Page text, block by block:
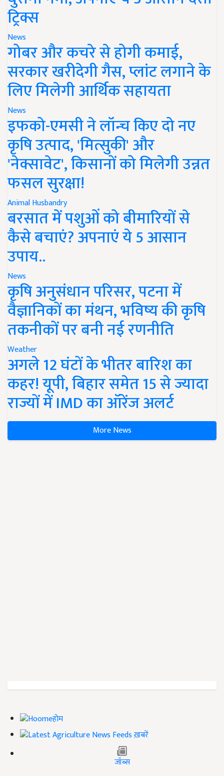
ट्रिक्स
News
गोबर और कचरे से होगी कमाई,
सरकार खरीदेगी गैस, प्लांट लगाने के
लिए मिलेगी आर्थिक सहायता
News
इफको-एमसी ने लॉन्च किए दो नए
कृषि उत्पाद, 'मित्सुकी' और
'नेक्सावेट', किसानों को मिलेगी उन्नत
फसल सुरक्षा!
Animal Husbandry
बरसात में पशुओं को बीमारियों से
कैसे बचाएं? अपनाएं ये 5 आसान
उपाय..
News
कृषि अनुसंधान परिसर, पटना में
वैज्ञानिकों का मंथन, भविष्य की कृषि
तकनीकों पर बनी नई रणनीति
Weather
अगले 12 घंटों के भीतर बारिश का
कहर! यूपी, बिहार समेत 15 से ज्यादा
राज्यों में IMD का ऑरेंज अलर्ट
More News
होम
ख़बरें
जॉब्स